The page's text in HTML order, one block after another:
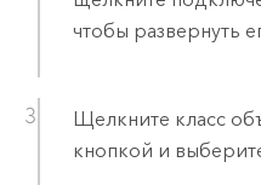
чтобы развернуть
Щелкните класс
кнопкой и